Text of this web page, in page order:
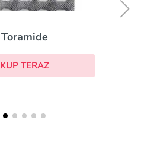
Toramide
KUP TERAZ